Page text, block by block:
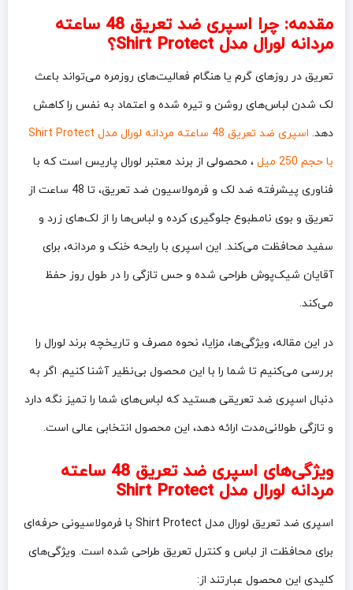
مقدمه: چرا اسپری ضد تعریق 48 ساعته
مردانه لورال مدل Shirt Protect؟
تعریق در روزهای گرم یا هنگام فعالیت‌های روزمره می‌تواند باعث
لک شدن لباس‌های روشن و تیره شده و اعتماد به نفس را کاهش
دهد.
اسپری ضد تعریق 48 ساعته مردانه لورال مدل Shirt Protect
با حجم 250 میل
، محصولی از برند معتبر لورال پاریس است که با
فناوری پیشرفته ضد لک و فرمولاسیون ضد تعریق، تا 48 ساعت از
تعریق و بوی نامطبوع جلوگیری کرده و لباس‌ها را از لک‌های زرد و
سفید محافظت می‌کند. این اسپری با رایحه خنک و مردانه، برای
آقایان شیک‌پوش طراحی شده و حس تازگی را در طول روز حفظ
می‌کند.
در این مقاله، ویژگی‌ها، مزایا، نحوه مصرف و تاریخچه برند لورال را
بررسی می‌کنیم تا شما را با این محصول بی‌نظیر آشنا کنیم. اگر به
دنبال اسپری ضد تعریقی هستید که لباس‌های شما را تمیز نگه دارد
و تازگی طولانی‌مدت ارائه دهد، این محصول انتخابی عالی است.
ویژگی‌های اسپری ضد تعریق 48 ساعته
مردانه لورال مدل Shirt Protect
اسپری ضد تعریق لورال مدل Shirt Protect با فرمولاسیونی حرفه‌ای
برای محافظت از لباس و کنترل تعریق طراحی شده است. ویژگی‌های
کلیدی این محصول عبارتند از: